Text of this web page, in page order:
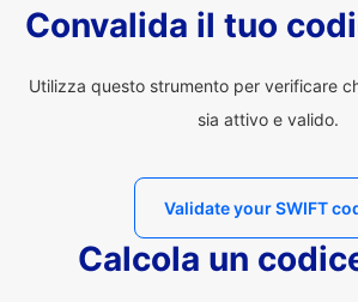
Convalida il tuo
Utilizza questo strumento per verificare
sia attivo e valido.
Validate your SWIFT
Calcola un